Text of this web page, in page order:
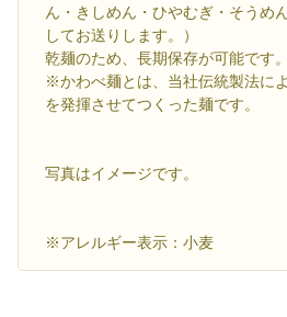
ん・きしめん・ひやむぎ・そうめ
してお送りします。）
乾麺のため、長期保存が可能です。
※かわべ麺とは、当社伝統製法に
を発揮させてつくった麺です。
写真はイメージです。
※アレルギー表示：小麦